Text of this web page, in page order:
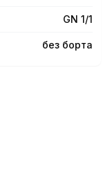
GN 1/1
без борта